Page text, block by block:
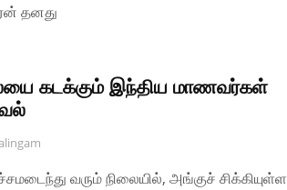
தனது
கடக்கும் இந்திய மாணவர்கள்
வரும் நிலையில், அங்குச் சிக்கியுள்ள